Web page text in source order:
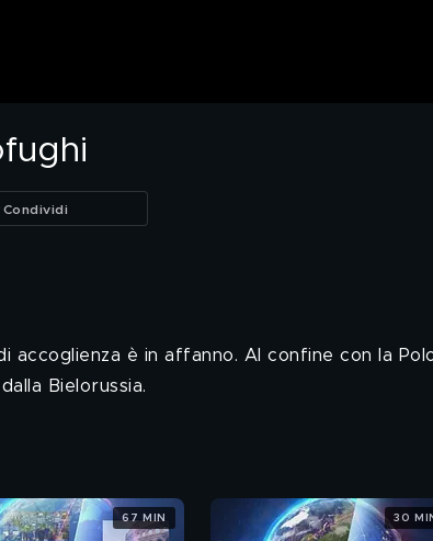
Condividi
è in affanno. Al confine con la
Bielorussia.
67 MIN 30